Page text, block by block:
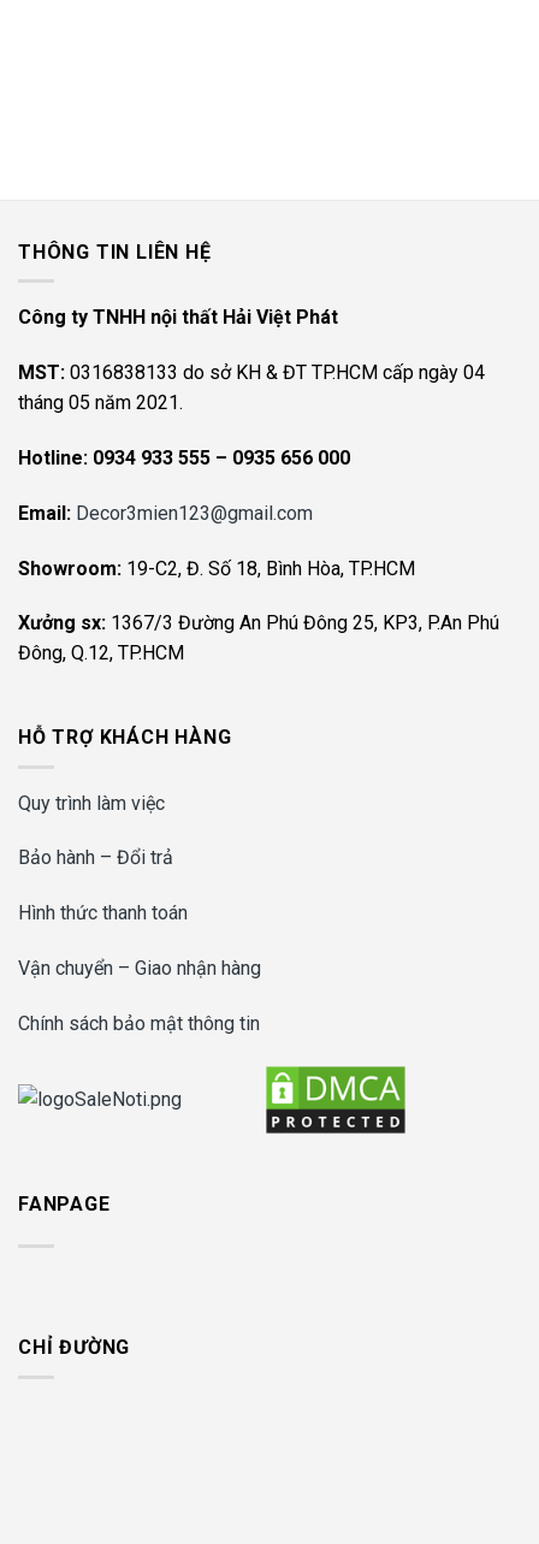
THÔNG TIN LIÊN HỆ
Công ty TNHH nội thất Hải Việt Phát
MST: 0316838133 do sở KH & ĐT TP.HCM cấp ngày 04
tháng 05 năm 2021.
Hotline: 0934 933 555 – 0935 656 000
Email: Decor3mien123@gmail.com
Showroom: 19-C2, Đ. Số 18, Bình Hòa, TP.HCM
Xưởng sx: 1367/3 Đường An Phú Đông 25, KP3, P.An Phú
Đông, Q.12, TP.HCM
HỖ TRỢ KHÁCH HÀNG
Quy trình làm việc
Bảo hành – Đổi trả
Hình thức thanh toán
Vận chuyển – Giao nhận hàng
Chính sách bảo mật thông tin
FANPAGE
CHỈ ĐƯỜNG